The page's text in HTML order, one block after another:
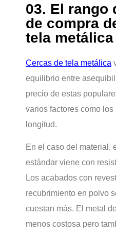
03. El rango
de compra
tela metálica
Cercas de tela metálica
equilibrio entre
precio de estas
varios factores como
longitud.
En el caso del material,
estándar viene con
Los acabados con
recubrimiento en polvo
cuestan más. El metal
menos costosa pero